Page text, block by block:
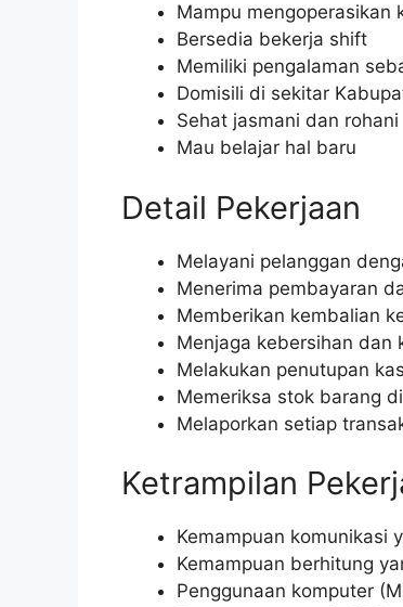
Mampu mengoperasikan
Bersedia bekerja shift
Memiliki pengalaman
Domisili di sekitar
Sehat jasmani dan rohani
Mau belajar hal baru
Detail Pekerjaan
Melayani pelanggan
Menerima pembayaran
Memberikan kembalian
Menjaga kebersihan dan
Melakukan penutupan
Memeriksa stok barang
Melaporkan setiap
Ketrampilan
Kemampuan komunikasi
Kemampuan berhitung
Penggunaan komputer